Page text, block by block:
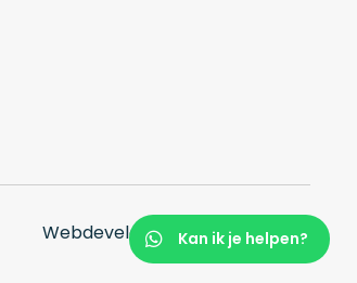
Webdevelopment:Selva Digital
Kan ik je helpen?